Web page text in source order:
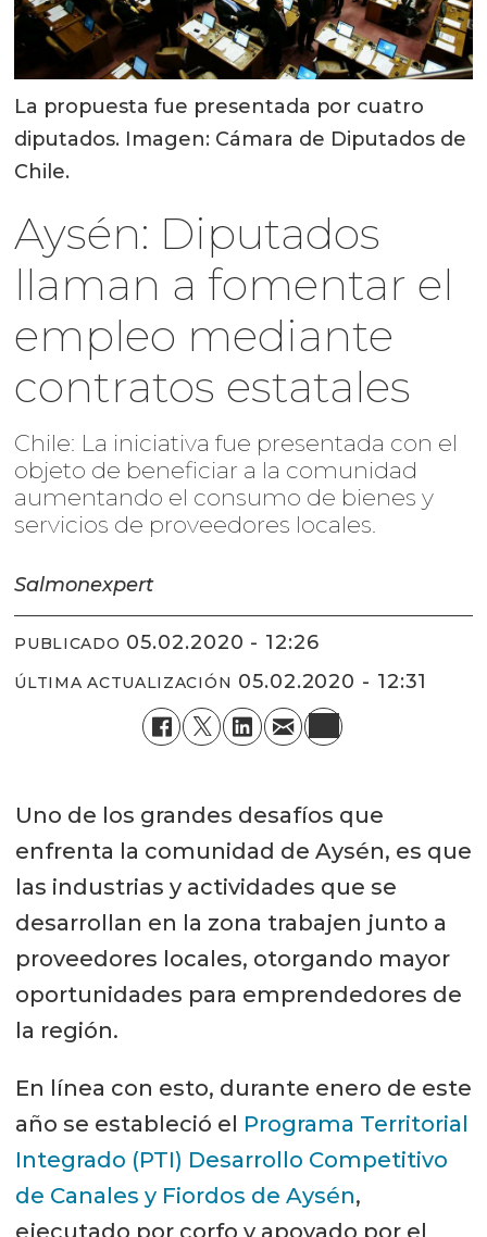
La propuesta fue presentada por cuatro
diputados. Imagen: Cámara de Diputados de
Chile.
Aysén: Diputados
llaman a fomentar el
empleo mediante
contratos estatales
Chile: La iniciativa fue presentada con el
objeto de beneficiar a la comunidad
aumentando el consumo de bienes y
servicios de proveedores locales.
Salmonexpert
PUBLICADO 05.02.2020 - 12:26
ÚLTIMA ACTUALIZACIÓN 05.02.2020 - 12:31
Uno de los grandes desafíos que
enfrenta la comunidad de Aysén, es que
las industrias y actividades que se
desarrollan en la zona trabajen junto a
proveedores locales, otorgando mayor
oportunidades para emprendedores de
la región.
En línea con esto, durante enero de este
año se estableció el Programa Territorial
Integrado (PTI) Desarrollo Competitivo
de Canales y Fiordos de Aysén,
ejecutado por corfo y apoyado por el